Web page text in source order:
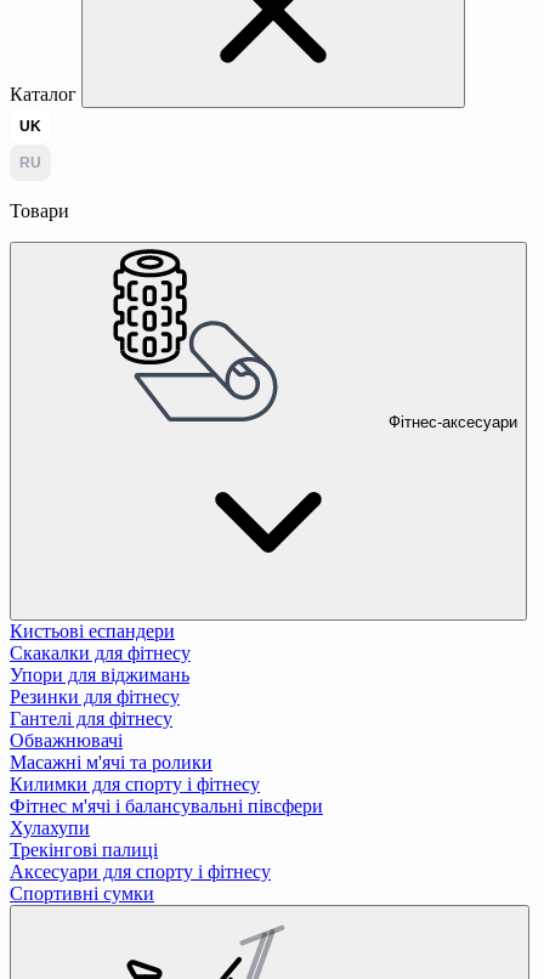
Каталог
UK
RU
Товари
Фітнес-аксесуари
Кистьові еспандери
Скакалки для фітнесу
Упори для віджимань
Резинки для фітнесу
Гантелі для фітнесу
Обважнювачі
Масажні м'ячі та ролики
Килимки для спорту і фітнесу
Фітнес м'ячі і балансувальні півсфери
Хулахупи
Трекінгові палиці
Аксесуари для спорту і фітнесу
Спортивні сумки